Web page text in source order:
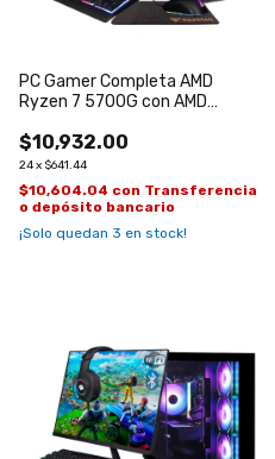
PC Gamer Completa AMD
Ryzen 7 5700G con AMD
$10,932.00
24x $641.44
$10,604.04 con Transferencia
o depósito bancario
¡Solo quedan 3 en stock!